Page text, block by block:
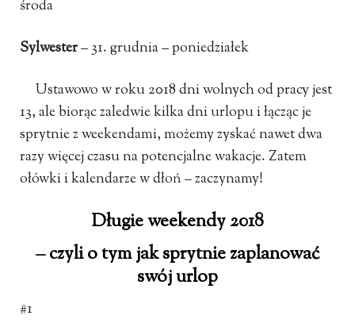
środa
Sylwester– 31. grudnia – poniedziałek
Ustawowo w roku 2018 dni wolnych od pracy jest
13, ale biorąc zaledwie kilka dni urlopu i łącząc je
sprytnie z weekendami, możemy zyskać nawet dwa
razy więcej czasu na potencjalne wakacje. Zatem
ołówki i kalendarze w dłoń – zaczynamy!
Długie weekendy 2018
– czyli o tym jak sprytnie zaplanować
swój urlop
#1